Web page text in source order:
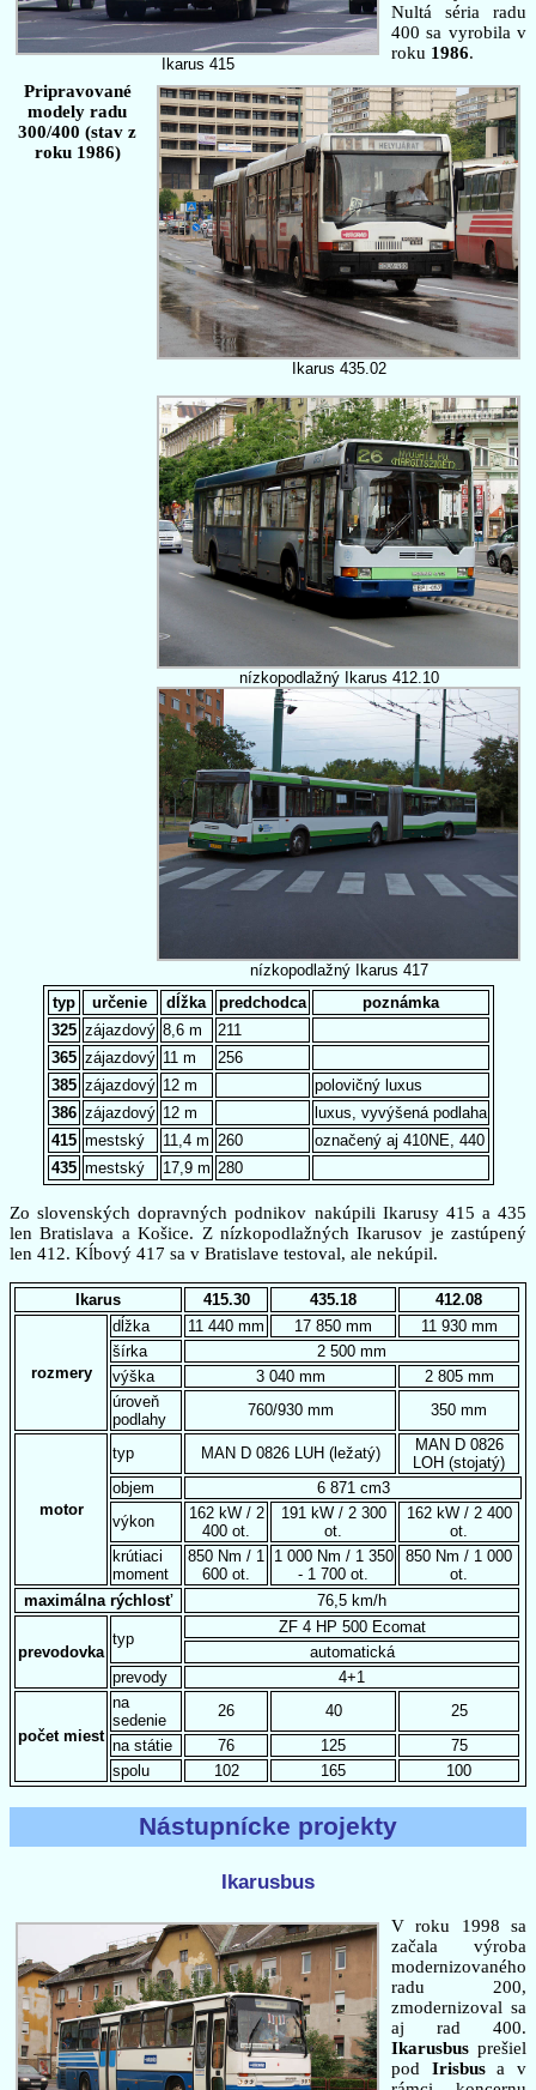
Ikarus 415
Ikarus 435.02
nízkopodlažný Ikarus 412.10
nízkopodlažný Ikarus 417
Nultá séria radu
400 sa vyrobila v
roku 1986.
Pripravované
modely radu
300/400 (stav z
roku 1986)
typ určenie dĺžka predchodca
poznámka
325 zájazdový 8,6 m
211
365 zájazdový 11 m
256
385 zájazdový 12 m
polovičný luxus
386 zájazdový 12 m
luxus, vyvýšená podlaha
415 mestský 11,4 m 260
označený aj 410NE, 440
435 mestský 17,9 m 280
Zo slovenských dopravných podnikov nakúpili Ikarusy 415 a 435
len Bratislava a Košice. Z nízkopodlažných Ikarusov je zastúpený
len 412. Kĺbový 417 sa v Bratislave testoval, ale nekúpil.
Ikarus 415.30 435.18 412.08
rozmery
dĺžka 11 440 mm 17 850 mm
11 930 mm
šírka
2 500 mm
výška
3 040 mm
2 805 mm
úroveň
podlahy
760/930 mm 350 mm
motor
typ MAN D 0826 LUH (ležatý)
MAN D 0826
LOH (stojatý)
objem
6 871 cm3
výkon
162 kW / 2
400 ot.
191 kW / 2 300
ot.
162 kW / 2 400
ot.
krútiaci
moment
850 Nm / 1
600 ot.
1 000 Nm / 1 350
- 1 700 ot.
850 Nm / 1 000
ot.
maximálna rýchlosť
76,5 km/h
prevodovka
typ
ZF 4 HP 500 Ecomat
automatická
prevody
4+1
počet miest
na
sedenie
26 40
25
na státie
76 125
75
spolu
102 165 100
Nástupnícke projekty
Ikarusbus
V roku 1998 sa
začala výroba
modernizovaného
radu 200,
zmodernizoval sa
aj rad 400.
Ikarusbus prešiel
pod Irisbusa v